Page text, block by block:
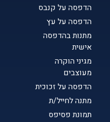
הדפסה על קנבס
הדפסה על עץ
מתנות בהדפסה
אישית
מגיני הוקרה
מעוצבים
הדפסה על זכוכית
מתנה לחייל/ת
תמונת פסיפס